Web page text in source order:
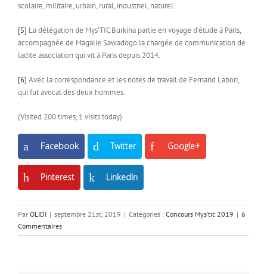
scolaire, militaire, urbain, rural, industriel, naturel.
[5] La délégation de Mys’TIC Burkina partie en voyage d’étude à Paris,
accompagnée de Magalie Sawadogo la chargée de communication de
ladite association qui vit à Paris depuis 2014.
[6] Avec la correspondance et les notes de travail de Fernand Labori,
qui fut avocat des deux hommes.
(Visited 200 times, 1 visits today)
Facebook Twitter Google+
Pinterest LinkedIn
Par OLIDI | septembre 21st, 2019 | Catégories : Concours Mys’tic 2019 | 6
Commentaires